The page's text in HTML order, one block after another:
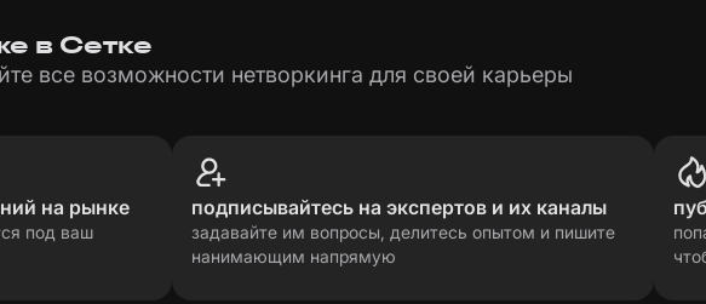
в Сетке
все возможности нетворкинга для своей карьеры
на рынке
под ваш
подписывайтесь на экспертов и их каналы
задавайте им вопросы, делитесь опытом и пишите
нанимающим напрямую